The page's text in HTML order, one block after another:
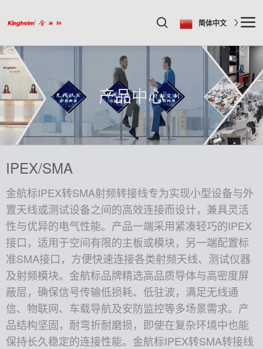
简体中文
产品中心
IPEX/SMA
金航标IPEX转SMA射频转接线专为实现小型设备与外
置天线或测试设备之间的高效连接而设计，兼具灵活
性与优异的电气性能。产品一端采用紧凑轻巧的IPEX
接口，适用于空间有限的主板或模块，另一端配置标
准SMA接口，方便快速连接各类射频天线、测试仪器
及射频模块。金航标品牌精选高品质导体与高密度屏
蔽层，确保信号传输低损耗、低驻波，满足无线通
信、物联网、车载导航及安防监控等多场景需求。产
品结构坚固，耐弯折耐磨损，即使在复杂环境中也能
保持长久稳定的连接性能。金航标IPEX转SMA转接线